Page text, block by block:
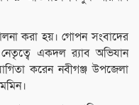
করা হয়। গোপন সংবাদের
একদল র‍্যাব অভিযান
করেন নবীগঞ্জ উপজেলা